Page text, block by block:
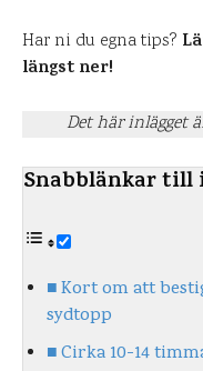
Har ni du egna tips?
längst ner!
Det här inlägget
Snabblänkar till
Kort om att
sydtopp
Cirka 10-14